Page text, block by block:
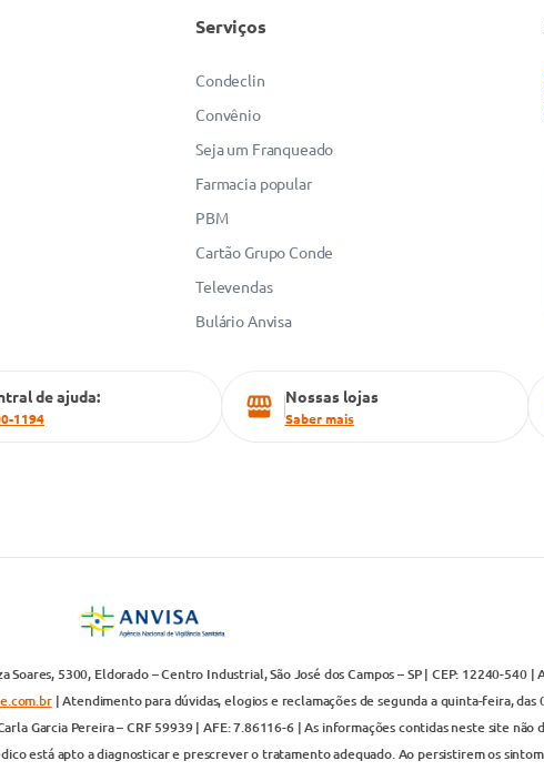
Serviços
Condeclin
Convênio
Seja um Franqueado
Farmacia popular
PBM
Cartão Grupo Conde
Televendas
Bulário Anvisa
de ajuda:
1194
Nossas lojas
Saber mais
5300, Eldorado – Centro Industrial, São José dos Campos – SP | CEP: 12240-
| Atendimento para dúvidas, elogios e reclamações de segunda a quinta-feira, das
Garcia Pereira – CRF 59939 | AFE: 7.86116-6 | As informações contidas neste site
está apto a diagnosticar e prescrever o tratamento adequado. Ao persistirem os